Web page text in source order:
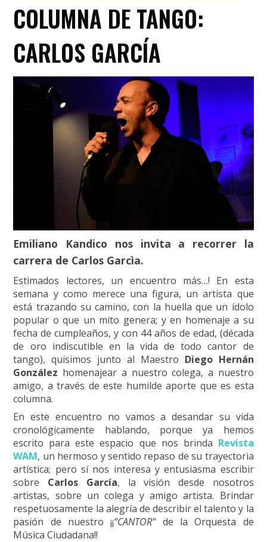
COLUMNA DE TANGO:
CARLOS GARCÍA
Emiliano Kandico nos invita a recorrer la
carrera de Carlos Garcìa.
Estimados lectores, un encuentro más…! En esta
semana y como merece una figura, un artista que
está trazando su camino, con la huella que un ídolo
popular o que un mito genera; y en homenaje a su
fecha de cumpleaños, y con 44 años de edad, (década
de oro indiscutible en la vida de todo cantor de
tango), quisimos junto al Maestro Diego Hernán
González homenajear a nuestro colega, a nuestro
amigo, a través de este humilde aporte que es esta
columna.
En este encuentro no vamos a desandar su vida
cronológicamente hablando, porque ya hemos
escrito para este espacio que nos brinda Revista
WAM, un hermoso y sentido repaso de su trayectoria
artística; pero sí nos interesa y entusiasma escribir
sobre Carlos García, la visión desde nosotros
artistas, sobre un colega y amigo artista. Brindar
respetuosamente la alegría de describir el talento y la
pasión de nuestro ¡¡“CANTOR”de la Orquesta de
Música Ciudadana!!